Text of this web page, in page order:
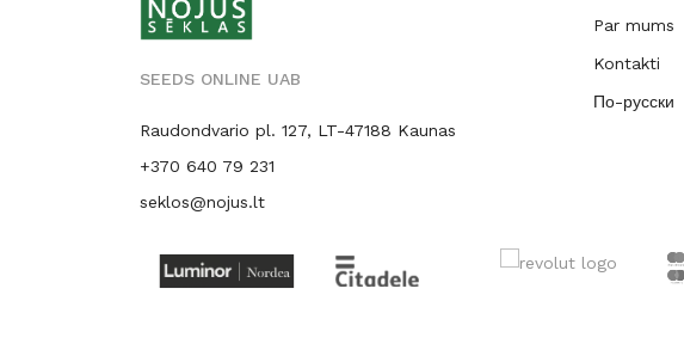
SEEDS ONLINE UAB
Raudondvario pl. 127, LT-47188 Kaunas
+370 640 79 231
seklos@nojus.lt
Par mums
Kontakti
По-русски